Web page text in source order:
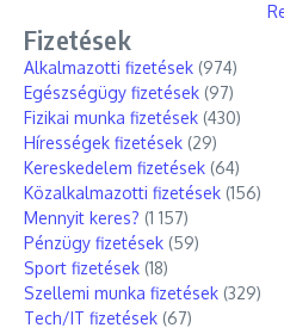
Fizetések
Alkalmazotti fizetések (974)
Egészségügy fizetések (97)
Fizikai munka fizetések (430)
Hírességek fizetések (29)
Kereskedelem fizetések (64)
Közalkalmazotti fizetések (156)
Mennyit keres? (1 157)
Pénzügy fizetések (59)
Sport fizetések (18)
Szellemi munka fizetések (329)
Tech/IT fizetések (67)